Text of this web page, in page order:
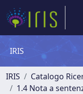
IRIS
IRIS Catalogo
1.4 Nota a